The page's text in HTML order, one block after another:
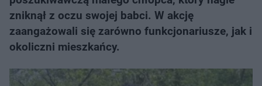
zniknął z oczu swojej babci. W akcję
zaangażowali się zarówno funkcjonariusze, jak i
okoliczni mieszkańcy.